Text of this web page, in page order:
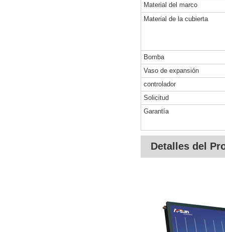
Material del marco
Material de la cubierta
Bomba
Vaso de expansión
controlador
Solicitud
Garantía
Detalles del